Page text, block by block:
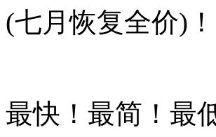
(七月恢复全价)！
最快！最简！最